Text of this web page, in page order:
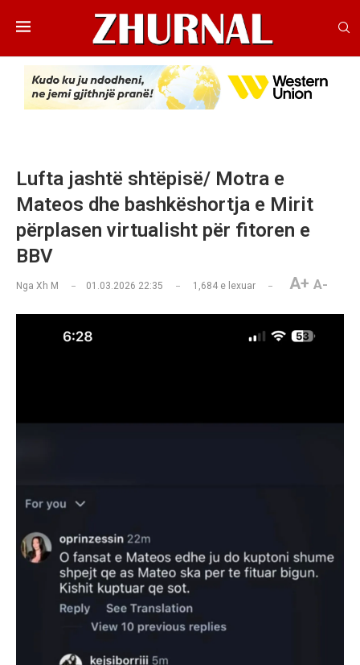
Lufta jashtë shtëpisë/ Motra e
Mateos dhe bashkëshortja e Mirit
përplasen virtualisht për fitoren e
BBV
Nga Xh M 01.03.2026 22:35 1,684 e lexuar A+ A-